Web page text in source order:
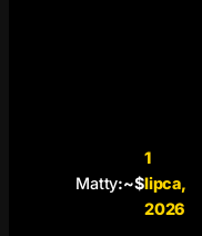
Matty:~$
1
lipca,
2026